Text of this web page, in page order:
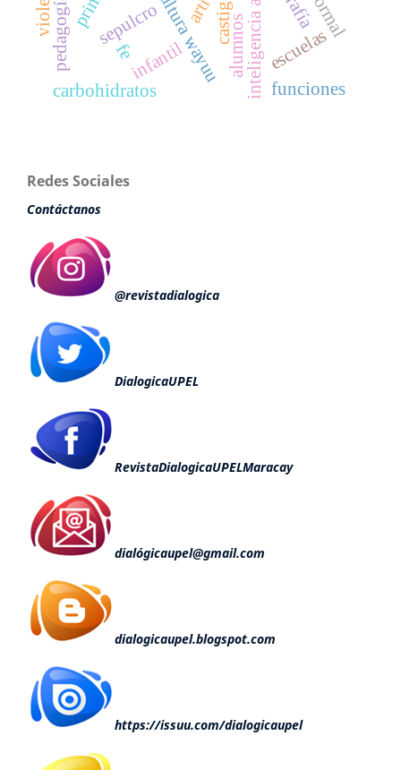
cultura wayuu
fe
sepulcro castigo
infantil
carbohidratos
alumnos escuelas
funciones
Redes Sociales
Contáctanos
@revistadialogica
DialogicaUPEL
RevistaDialogicaUPELMaracay
dialógicaupel@gmail.com
dialogicaupel.blogspot.com
https://issuu.com/dialogicaupel